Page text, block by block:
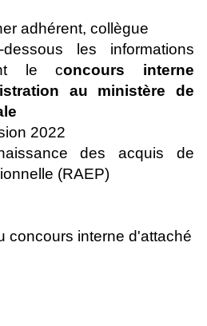
adhérent, collègue
les informations
le concours interne
au ministère de
2022
des acquis de
(RAEP)
concours interne d'attaché